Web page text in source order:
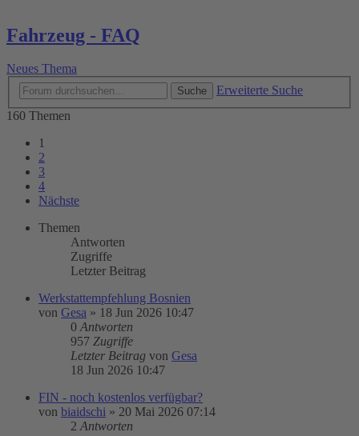
Fahrzeug - FAQ
Neues Thema
Suche
Erweiterte Suche
160 Themen
1
2
3
4
Nächste
Themen
Antworten
Zugriffe
Letzter Beitrag
Werkstattempfehlung Bosnien
von Gesa » 18 Jun 2026 10:47
0 Antworten
957 Zugriffe
Letzter Beitrag von Gesa
18 Jun 2026 10:47
FIN - noch kostenlos verfügbar?
von biaidschi » 20 Mai 2026 07:14
2 Antworten